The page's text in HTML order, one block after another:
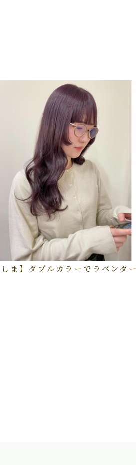
しま】ダブルカラーでラベンダー